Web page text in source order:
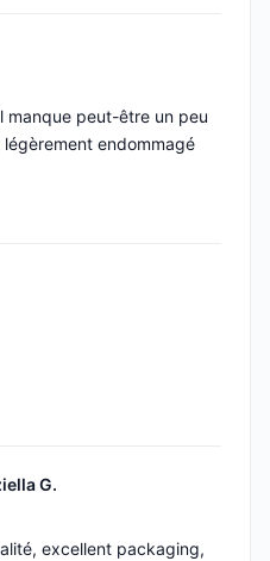
manque peut-être un peu
endommagé
G.
excellent packaging,